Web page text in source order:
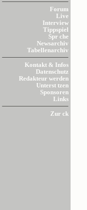
Forum
Live
Interview
Tippspiel
Spr che
Newsarchiv
Tabellenarchiv
Kontakt & Infos
Datenschutz
Redakteur werden
Unterst tzen
Sponsoren
Links
Zur ck